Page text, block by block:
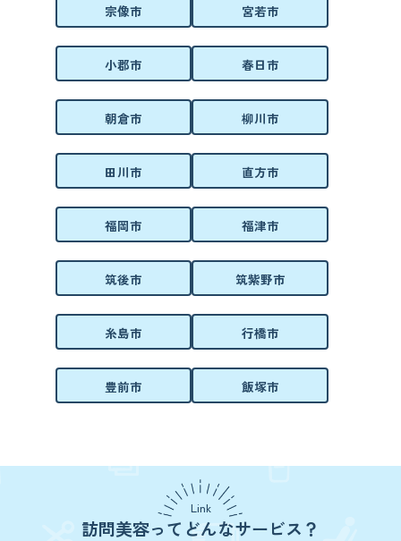
宗像市 宮若市
小郡市 春日市
朝倉市 柳川市
田川市 直方市
福岡市 福津市
筑後市 筑紫野市
糸島市 行橋市
豊前市 飯塚市
Link
訪問美容ってどんなサービス？